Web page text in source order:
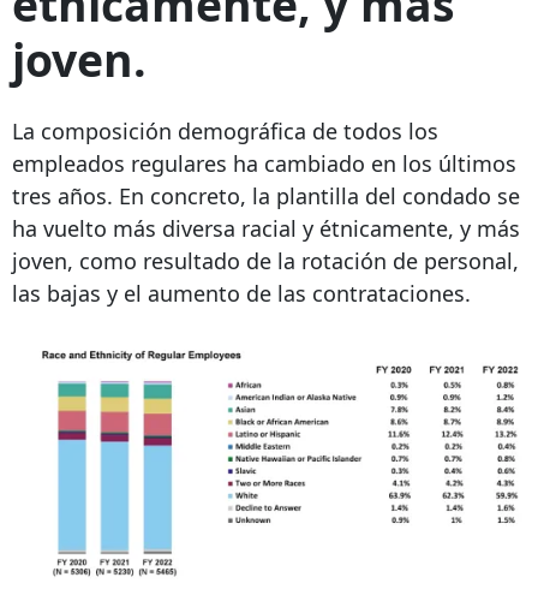
joven.
La composición demográfica de todos los
empleados regulares ha cambiado en los últimos
tres años. En concreto, la plantilla del condado se
ha vuelto más diversa racial y étnicamente, y más
joven, como resultado de la rotación de personal,
las bajas y el aumento de las contrataciones.